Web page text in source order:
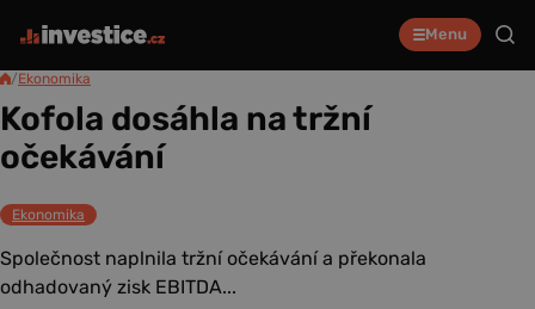
Menu
/Ekonomika
Kofola dosáhla na tržní
očekávání
Ekonomika
Společnost naplnila tržní očekávání a překonala
odhadovaný zisk EBITDA...